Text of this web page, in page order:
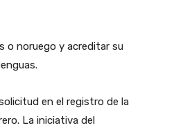
o noruego y acreditar su
en el registro de la
La iniciativa del